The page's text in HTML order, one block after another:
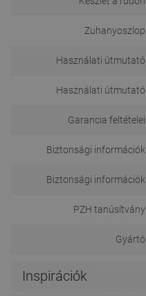
Zuhanyoszlop
Használati útmutató
Használati útmutató
Garancia feltételei
Biztonsági információk
Biztonsági információk
PZH tanúsítvány
Gyártó
Inspirációk